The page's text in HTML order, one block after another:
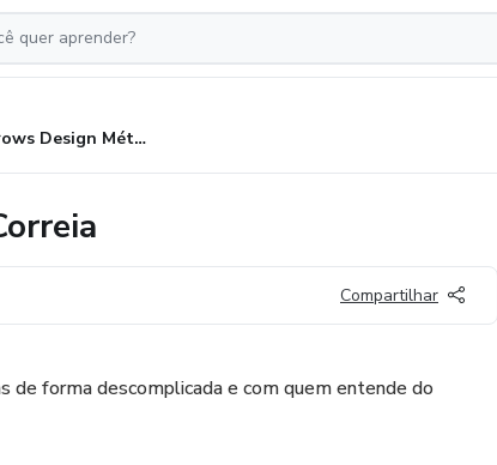
Eyebrows Design Método Taís Correia
Compartilhar
de forma descomplicada e com quem entende do